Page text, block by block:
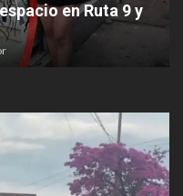
en Ruta 9 y